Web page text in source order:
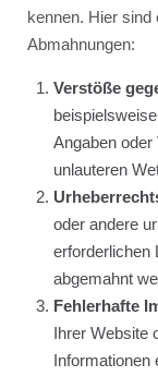
kennen. Hier sind
Abmahnungen:
Verstöße
Angaben
unlauteren
oder andere
erforderlichen
abgemahnt
Fehlerhafte
Ihrer Website
Informationen